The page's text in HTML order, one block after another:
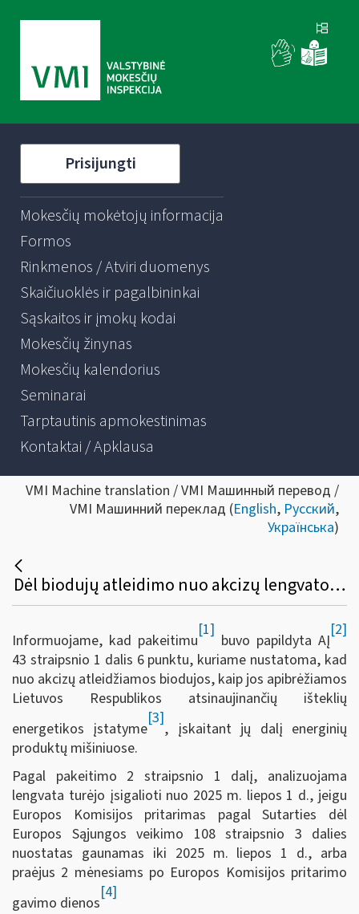
Prisijungti
Mokesčių mokėtojų informacija
Formos
Rinkmenos / Atviri duomenys
Skaičiuoklės ir pagalbininkai
Sąskaitos ir įmokų kodai
Mokesčių žinynas
Mokesčių kalendorius
Seminarai
Tarptautinis apmokestinimas
Kontaktai / Apklausa
VMI Machine translation / VMI Машинный перевод /
VMI Машинний переклад (English, Русский,
Українська)
Dėl biodujų atleidimo nuo akcizų lengvatos įsigaliojimo atidėjimo
Informuojame, kad pakeitimu
[1]
buvo papildyta AĮ
[2]
43 straipsnio 1 dalis 6 punktu, kuriame nustatoma, kad
nuo akcizų atleidžiamos biodujos, kaip jos apibrėžiamos
Lietuvos Respublikos atsinaujinančių išteklių
energetikos įstatyme
[3]
, įskaitant jų dalį energinių
produktų mišiniuose.
Pagal pakeitimo 2 straipsnio 1 dalį, analizuojama
lengvata turėjo įsigalioti nuo 2025 m. liepos 1 d., jeigu
Europos Komisijos pritarimas pagal Sutarties dėl
Europos Sąjungos veikimo 108 straipsnio 3 dalies
nuostatas gaunamas iki 2025 m. liepos 1 d., arba
praėjus 2 mėnesiams po Europos Komisijos pritarimo
gavimo dienos
[4]